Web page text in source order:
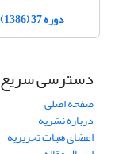
دوره 37 (1386)
دسترسی سریع
صفحه اصلی
درباره نشریه
اعضای هیات تحریریه